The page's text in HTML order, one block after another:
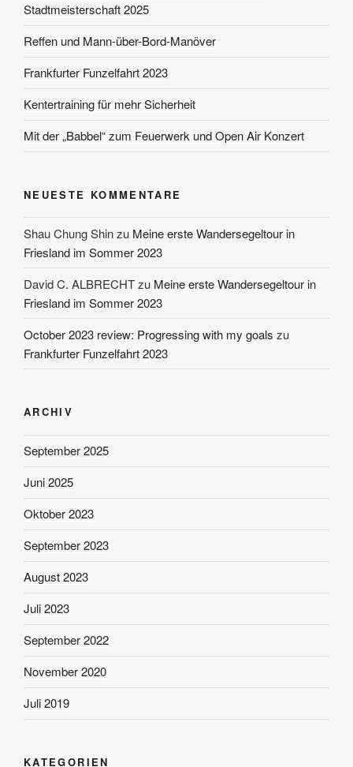
Stadtmeisterschaft 2025
Reffen und Mann-über-Bord-Manöver
Frankfurter Funzelfahrt 2023
Kentertraining für mehr Sicherheit
Mit der „Babbel“ zum Feuerwerk und Open Air Konzert
NEUESTE KOMMENTARE
Shau Chung Shinzu Meine erste Wandersegeltour in
Friesland im Sommer 2023
David C. ALBRECHTzu Meine erste Wandersegeltour in
Friesland im Sommer 2023
October 2023 review: Progressing with my goals zu
Frankfurter Funzelfahrt 2023
ARCHIV
September 2025
Juni 2025
Oktober 2023
September 2023
August 2023
Juli 2023
September 2022
November 2020
Juli 2019
KATEGORIEN